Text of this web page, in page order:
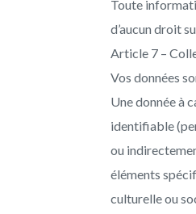
ACCUEIL
Présentation
Tarifs
Contact
Toute
d’aucun droit
Article 7 –
Vos données
Une donnée à
identifiable
ou
éléments
culturelle ou